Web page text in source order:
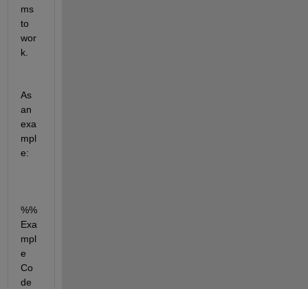
ms
to
wor
k.
As
an
exa
mpl
e:
%%
Exa
mpl
e
Co
de